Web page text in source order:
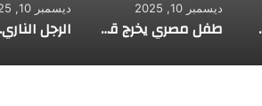
صاحبه
ديسمبر 10, 2025
طفل مصري يخرج قصاصات الورق من أنفه وفمه
ديسمبر 10, 2025